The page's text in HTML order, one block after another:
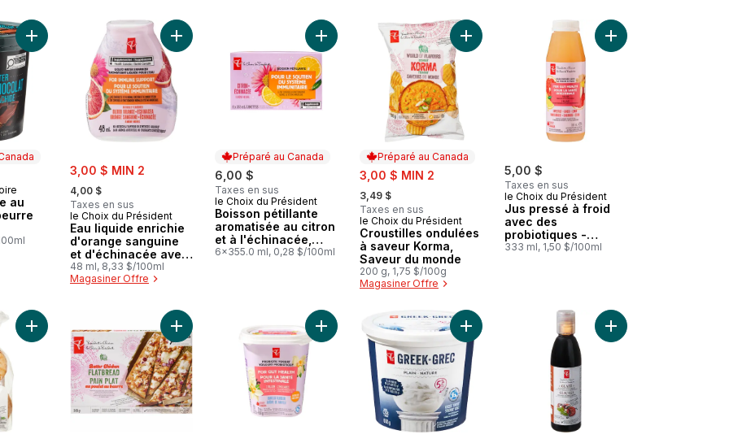
au
Ajouter Crème glacée au chocolat et beurre d'arachide au panier
sale:
3,00 $ MIN 2
, formerly:
4,00 $
Taxes en sus
le Choix du Président
Eau liquide enrichie
d'orange sanguine
et d'échinacée avec
zinc pour le soutien
du système
48 ml, 8,33 $/100ml
Magasiner Offre
Ajouter Eau liquide enrichie d'orange sanguine et d'échinacée avec zinc pour le soutien du système
Préparé au Canada
6,00 $
Taxes en sus
Préparé au Canada
le Choix du Président
Boisson pétillante
aromatisée au citron
et à l'échinacée,
avec du zinc pour le
6x355.0 ml, 0,28 $/100ml
Préparé au Canada
sale:
3,00 $ MIN 2
, formerly:
3,49 $
Taxes en sus
Préparé au Canada
le Choix du Président
Croustilles ondulées
à saveur Korma,
Saveur du monde
200 g, 1,75 $/100g
Magasiner Offre
Ajouter Croustilles ondulées à saveur Korma,
5,00 $
Taxes en sus
le Choix du Président
Jus pressé à froid
avec des
probiotiques -
pamplemousse,
333 ml, 1,50 $/100ml
Ajouter Jus pressé à
Ajouter Naan ronds à l'ail au panierAjouter Pain plat au poulet au beurre au panier Ajouter Yogourt probiotique sans lactose à la vanille au panier
Ajouter Yogourt grec nature 5% au panier
Ajouter Glaçage